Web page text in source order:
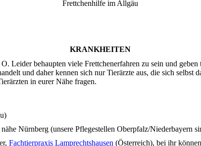
Frettchenhilfe im Allgäu
KRANKHEITEN
Leider behaupten viele Frettchenerfahren zu sein und
und daher kennen sich nur Tierärzte aus, die sich selbst
in eurer Nähe fragen.
Nürnberg (unsere Pflegestellen Oberpfalz/Niederbayern
Fachtierpraxis Lamprechtshausen (Österreich), bei ihr